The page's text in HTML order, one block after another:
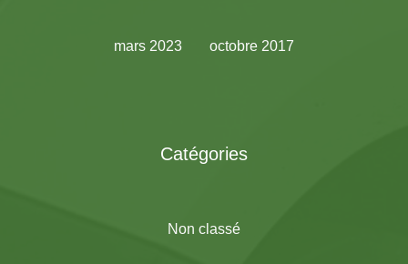
mars 2023 octobre 2017
Catégories
Non classé